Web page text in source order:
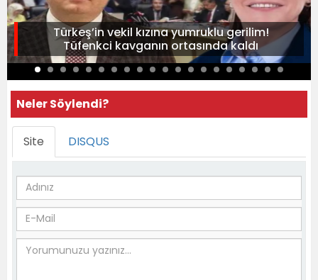
Türkeş’in vekil kızına yumruklu gerilim!
Tüfenkci kavganın ortasında kaldı
Neler Söylendi?
Site DISQUS